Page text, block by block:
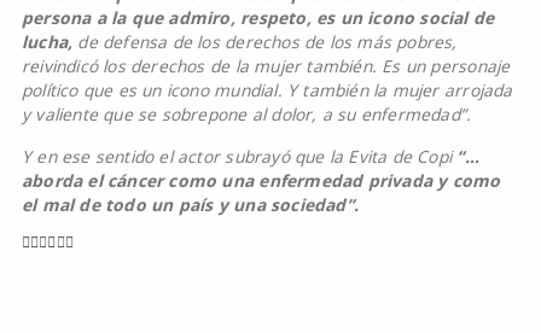
persona a la que admiro, respeto, es un icono social de
lucha, de defensa de los derechos de los más pobres,
reivindicó los derechos de la mujer también. Es un personaje
político que es un icono mundial. Y también la mujer arrojada
y valiente que se sobrepone al dolor, a su enfermedad”.
Y en ese sentido el actor subrayó que la Evita de Copi “…
aborda el cáncer como una enfermedad privada y como
el mal de todo un país y una sociedad”.